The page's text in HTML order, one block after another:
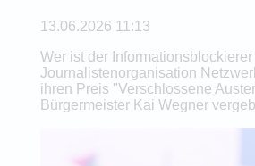
13.06.2026 11:13
Wer ist der
Journalistenorganisation
ihren Preis "Verschlossene
Bürgermeister Kai Wegner